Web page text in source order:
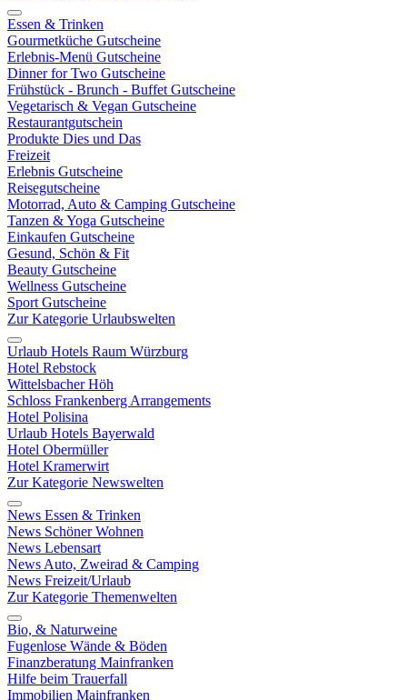
Essen & Trinken
Gourmetküche Gutscheine
Erlebnis-Menü Gutscheine
Dinner for Two Gutscheine
Frühstück - Brunch - Buffet Gutscheine
Vegetarisch & Vegan Gutscheine
Restaurantgutschein
Produkte Dies und Das
Freizeit
Erlebnis Gutscheine
Reisegutscheine
Motorrad, Auto & Camping Gutscheine
Tanzen & Yoga Gutscheine
Einkaufen Gutscheine
Gesund, Schön & Fit
Beauty Gutscheine
Wellness Gutscheine
Sport Gutscheine
Zur Kategorie Urlaubswelten
Urlaub Hotels Raum Würzburg
Hotel Rebstock
Wittelsbacher Höh
Schloss Frankenberg Arrangements
Hotel Polisina
Urlaub Hotels Bayerwald
Hotel Obermüller
Hotel Kramerwirt
Zur Kategorie Newswelten
News Essen & Trinken
News Schöner Wohnen
News Lebensart
News Auto, Zweirad & Camping
News Freizeit/Urlaub
Zur Kategorie Themenwelten
Bio, & Naturweine
Fugenlose Wände & Böden
Finanzberatung Mainfranken
Hilfe beim Trauerfall
Immobilien Mainfranken